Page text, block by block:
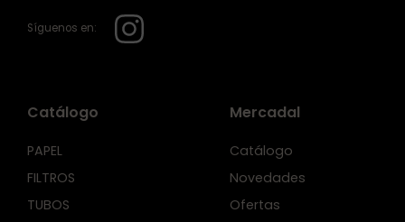
Síguenos en:
Catálogo
PAPEL
FILTROS
TUBOS
Mercadal
Catálogo
Novedades
Ofertas